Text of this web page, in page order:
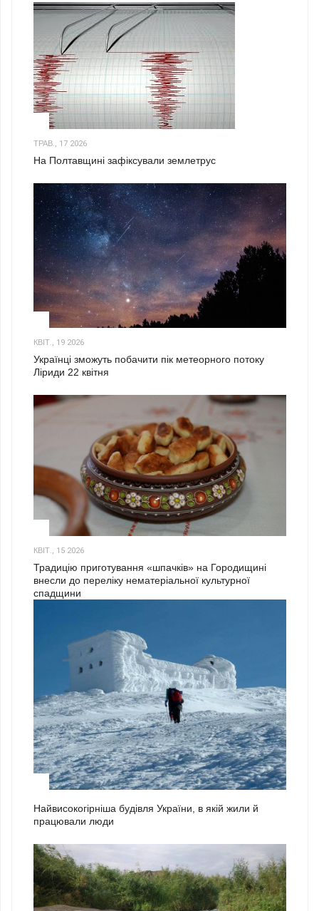
ТРАВ., 17 2026
На Полтавщині зафіксували землетрус
КВІТ., 19 2026
Українці зможуть побачити пік метеорного потоку
Ліриди 22 квітня
КВІТ., 15 2026
Традицію приготування «шпачків» на Городищині
внесли до переліку нематеріальної культурної
спадщини
Найвисокогірніша будівля України, в якій жили й
працювали люди